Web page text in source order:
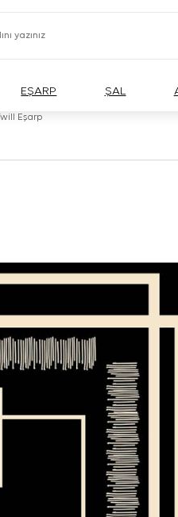
EŞARP ŞAL
Eşarp